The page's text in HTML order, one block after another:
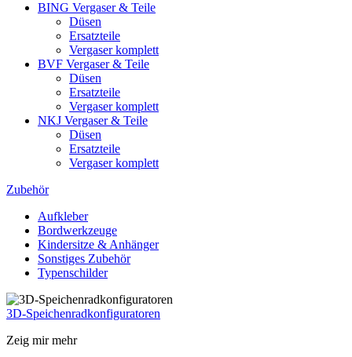
BING Vergaser & Teile
Düsen
Ersatzteile
Vergaser komplett
BVF Vergaser & Teile
Düsen
Ersatzteile
Vergaser komplett
NKJ Vergaser & Teile
Düsen
Ersatzteile
Vergaser komplett
Zubehör
Aufkleber
Bordwerkzeuge
Kindersitze & Anhänger
Sonstiges Zubehör
Typenschilder
3D-Speichenradkonfiguratoren
Zeig mir mehr